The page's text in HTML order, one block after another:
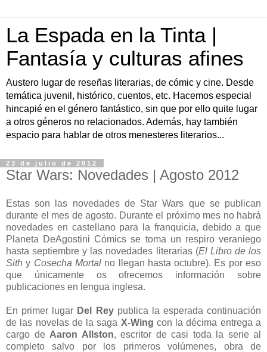
La Espada en la Tinta |
Fantasía y culturas afines
Austero lugar de reseñas literarias, de cómic y cine. Desde
temática juvenil, histórico, cuentos, etc. Hacemos especial
hincapié en el género fantástico, sin que por ello quite lugar
a otros géneros no relacionados. Además, hay también
espacio para hablar de otros menesteres literarios...
23 de julio de 2012
Star Wars: Novedades | Agosto 2012
Estas son las novedades de Star Wars que se publican
durante el mes de agosto. Durante el próximo mes no habrá
novedades en castellano para la franquicia, debido a que
Planeta DeAgostini Cómics se toma un respiro veraniego
hasta septiembre y las novedades literarias (El Libro de los
Sith y Cosecha Mortalno llegan hasta octubre). Es por eso
que únicamente os ofrecemos información sobre
publicaciones en lengua inglesa.
En primer lugar Del Reypublica la esperada continuación
de las novelas de la saga X-Wing con la décima entrega a
cargo de Aaron Allston, escritor de casi toda la serie al
completo salvo por los primeros volúmenes, obra de